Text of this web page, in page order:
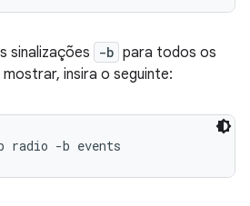
sinalizações -b para todos os
insira o seguinte: